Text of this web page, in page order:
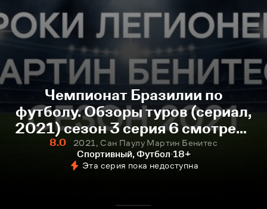
Чемпионат Бразилии по
футболу. Обзоры туров (сериал,
2021) сезон 3 серия 6 смотреть
онлайн
8.0
2021, Сан Паулу Мартин Бенитес
Спортивный, Футбол 18+
Эта серия пока недоступна